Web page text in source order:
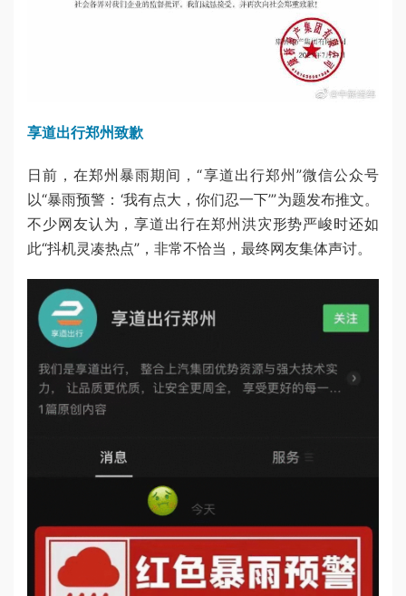
享道出行郑州致歉
日前，在郑州暴雨期间，“享道出行郑州”微信公众号
以“暴雨预警：‘我有点大，你们忍一下’”为题发布推文。
不少网友认为，享道出行在郑州洪灾形势严峻时还如
此“抖机灵凑热点”，非常不恰当，最终网友集体声讨。